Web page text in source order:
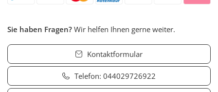
Sie haben Fragen? Wir helfen Ihnen gerne weiter.
Kontaktformular
Telefon: 044029726922